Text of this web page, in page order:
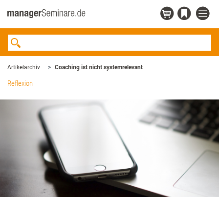
Artikelarchiv Coaching ist nicht ­systemrelevant
Reflexion